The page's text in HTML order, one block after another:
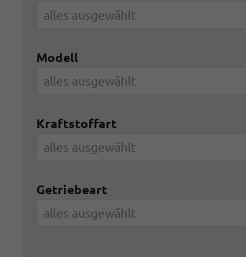
alles ausgewählt
Modell
alles ausgewählt
Kraftstoffart
alles ausgewählt
Getriebeart
alles ausgewählt